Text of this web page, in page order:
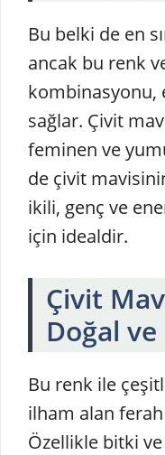
Bu belki de en
ancak bu renk
kombinasyonu,
sağlar. Çivit
feminen ve
de çivit
ikili, genç ve
için idealdir.
Çivit
Doğal
Bu renk ile
ilham alan
Özellikle bitki